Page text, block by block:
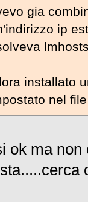
gia
ip
installato
nel
ok ma